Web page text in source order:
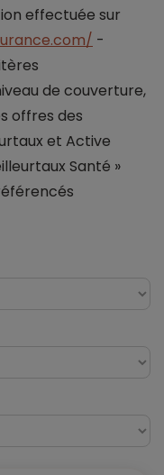
effectuée sur
-
de couverture,
offres des
et Active
Santé »